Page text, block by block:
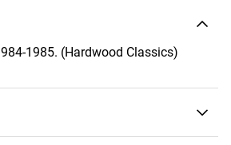
1985. (Hardwood Classics)